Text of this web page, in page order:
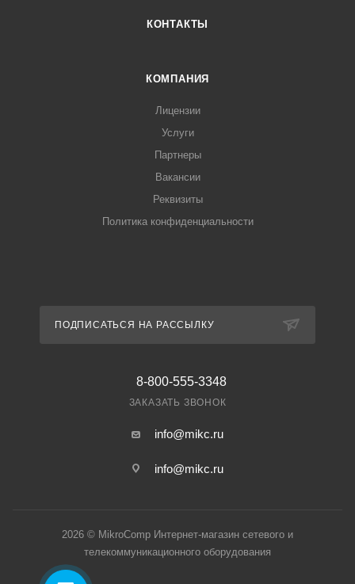
КОНТАКТЫ
КОМПАНИЯ
Лицензии
Услуги
Партнеры
Вакансии
Реквизиты
Политика конфиденциальности
ПОДПИСАТЬСЯ НА РАССЫЛКУ
8-800-555-3348
ЗАКАЗАТЬ ЗВОНОК
info@mikc.ru
info@mikc.ru
2026 © MikroComp Интернет-магазин сетевого и
телекоммуникационного оборудования